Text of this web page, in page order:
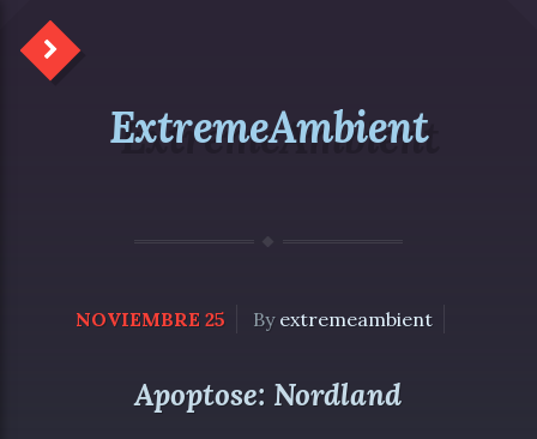
ExtremeAmbient
NOVIEMBRE 25 By extremeambient
Apoptose: Nordland